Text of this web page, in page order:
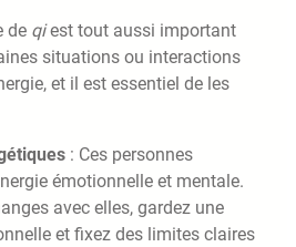
de qiest tout aussi important
situations ou interactions
et il est essentiel de les
: Ces personnes
émotionnelle et mentale.
avec elles, gardez une
et fixez des limites claires